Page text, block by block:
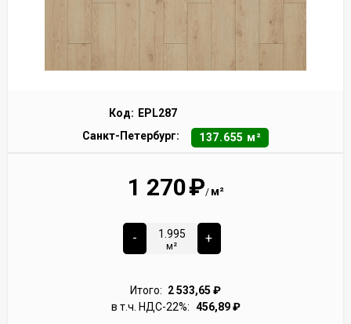
Код: EPL287
Санкт-Петербург:
137.655 м²
1 270₽/ м²
-
м²
+
Итого: 2 533,65 ₽
в т.ч. НДС-22%: 456,89₽